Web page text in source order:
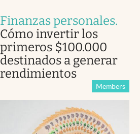
Finanzas personales.
Cómo invertir los
primeros $100.000
destinados a generar
rendimientos
Members